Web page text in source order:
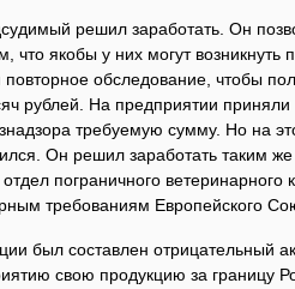
решил заработать. Он
что якобы у них могут возникнуть
обследование, чтобы
рублей. На предприятии
требуемую сумму. Но на
Он решил заработать таким
пограничного ветеринарного
требованиям Европейского
был составлен отрицательный
свою продукцию за границу